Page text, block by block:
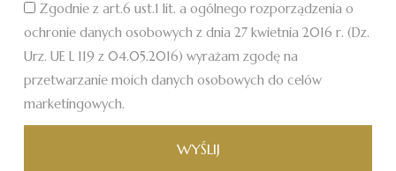
Zgodnie z art.6 ust.1 lit. a ogólnego rozporządzenia o
ochronie danych osobowych z dnia 27 kwietnia 2016 r. (Dz.
Urz. UE L 119 z 04.05.2016) wyrażam zgodę na
przetwarzanie moich danych osobowych do celów
marketingowych.
WYŚLIJ